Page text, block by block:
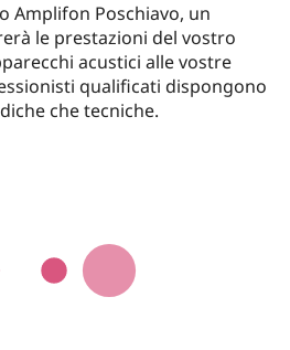
Amplifon Poschiavo, un
le prestazioni del vostro
acustici alle vostre
qualificati dispongono
che tecniche.